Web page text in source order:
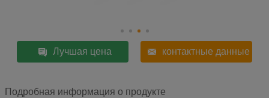
Лучшая цена контактные данные
Подробная информация о продукте